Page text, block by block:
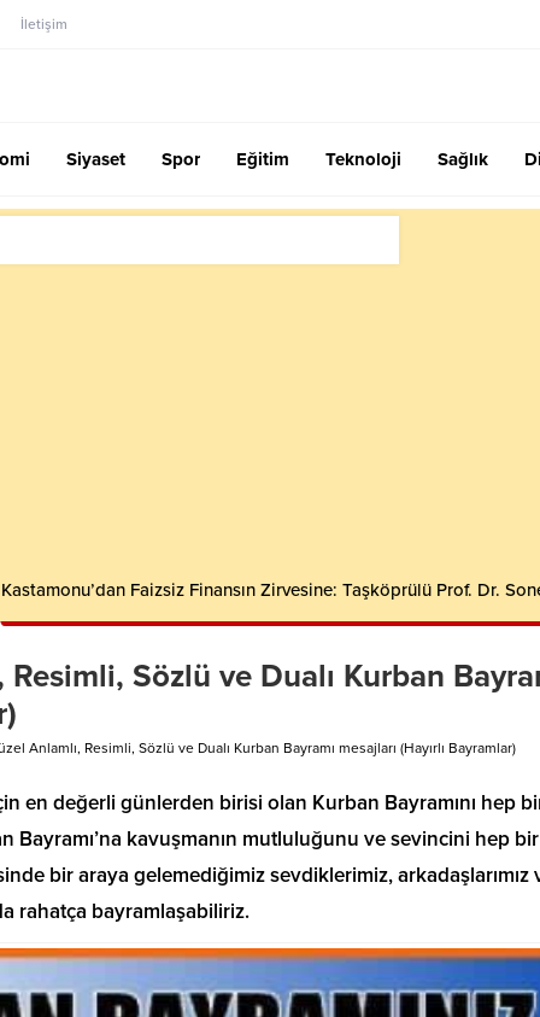
İletişim
Siyaset Spor Eğitim Teknoloji Sağlık
Kastamonu’dan Faizsiz Finansın Zirvesine: Taşköprülü Prof. Dr.
Sözlü ve Dualı Kurban
Anlamlı, Resimli, Sözlü ve Dualı Kurban Bayramı mesajları (Hayırlı Bayramlar)
en değerli günlerden birisi olan Kurban Bayramını hep
Bayramı’na kavuşmanın mutluluğunu ve sevincini hep
bir araya gelemediğimiz sevdiklerimiz, arkadaşlarımız
rahatça bayramlaşabiliriz.